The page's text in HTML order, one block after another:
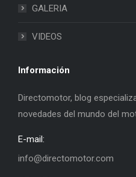
GALERIA
VIDEOS
Información
Directomotor, blog
novedades del mundo del
E-mail:
info@directomotor.com